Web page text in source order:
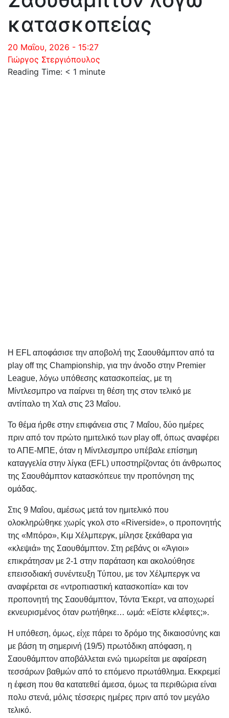
κατασκοπείας
20 Μαΐου, 2026 - 15:27
Γιώργος Στεργιόπουλος
Reading Time: < 1 minute
Η EFL αποφάσισε την αποβολή της Σαουθάμπτον από τα
play off της Championship, για την άνοδο στην Premier
League, λόγω υπόθεσης κατασκοπείας, με τη
Μίντλεσμπρο να παίρνει τη θέση της στον τελικό με
αντίπαλο τη Χαλ στις 23 Μαΐου.
Το θέμα ήρθε στην επιφάνεια στις 7 Μαΐου, δύο ημέρες
πριν από τον πρώτο ημιτελικό των play off, όπως αναφέρει
το ΑΠΕ-ΜΠΕ, όταν η Μίντλεσμπρο υπέβαλε επίσημη
καταγγελία στην λίγκα (EFL) υποστηρίζοντας ότι άνθρωπος
της Σαουθάμπτον κατασκόπευε την προπόνηση της
ομάδας.
Στις 9 Μαΐου, αμέσως μετά τον ημιτελικό που
ολοκληρώθηκε χωρίς γκολ στο «Riverside», ο προπονητής
της «Μπόρο», Κιμ Χέλμπεργκ, μίλησε ξεκάθαρα για
«κλεψιά» της Σαουθάμπτον. Στη ρεβάνς οι «Άγιοι»
επικράτησαν με 2-1 στην παράταση και ακολούθησε
επεισοδιακή συνέντευξη Τύπου, με τον Χέλμπεργκ να
αναφέρεται σε «ντροπιαστική κατασκοπία» και τον
προπονητή της Σαουθάμπτον, Τόντα Έκερτ, να αποχωρεί
εκνευρισμένος όταν ρωτήθηκε… ωμά: «Είστε κλέφτες;».
Η υπόθεση, όμως, είχε πάρει το δρόμο της δικαιοσύνης και
με βάση τη σημερινή (19/5) πρωτόδικη απόφαση, η
Σαουθάμπτον αποβάλλεται ενώ τιμωρείται με αφαίρεση
τεσσάρων βαθμών από το επόμενο πρωτάθλημα. Εκκρεμεί
η έφεση που θα κατατεθεί άμεσα, όμως τα περιθώρια είναι
πολυ στενά, μόλις τέσσερις ημέρες πριν από τον μεγάλο
τελικό.